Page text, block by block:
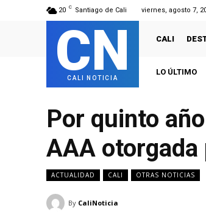
20 C Santiago de Cali viernes, agosto 7,
CN
CALI NOTICIA
CALI
LO ÚLTIMO
Por quinto
AAA otorgada
ACTUALIDAD CALI OTRAS NOTICIAS
By CaliNoticia